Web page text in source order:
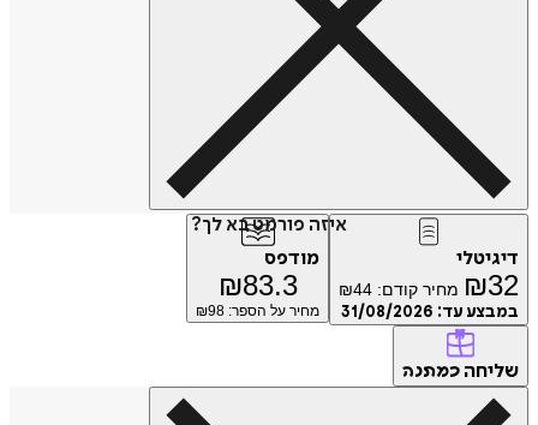
איזה פורמט בא לך?
דיגיטלי
₪32 מחיר קודם: ₪44
במבצע עד: 31/08/2026
מודפס
₪83.3
מחיר על הספר: ₪ 98
שליחה כמתנה